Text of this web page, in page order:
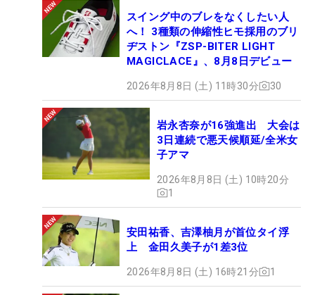
スイング中のブレをなくしたい人
へ！ 3種類の伸縮性ヒモ採用のブリ
ヂストン『ZSP-BITER LIGHT
MAGICLACE』、8月8日デビュー
2026年8月8日 (土) 11時30分 30
岩永杏奈が16強進出 大会は
3日連続で悪天候順延/全米女
子アマ
2026年8月8日 (土) 10時20分
1
安田祐香、吉澤柚月が首位タイ浮
上 金田久美子が1差3位
2026年8月8日 (土) 16時21分 1